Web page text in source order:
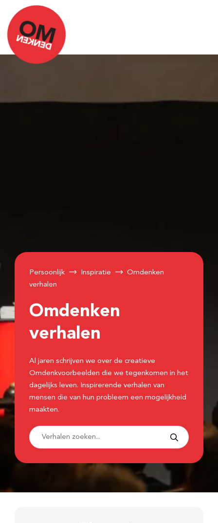
Persoonlijk Inspiratie
Omdenken
verhalen
Omdenken
verhalen
Al jaren schrijven we over de creatieve
Omdenkvoorbeelden die we tegenkomen in het
dagelijks leven. Inspirerende verhalen van
mensen die van hun probleem een mogelijkheid
maakten.